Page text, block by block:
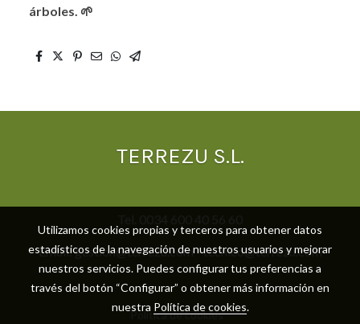
árboles. 🌱
TERREZU S.L.
Email: gestion@terrezu.com - tecnico@terrezu.com
Política de cookies
Utilizamos cookies propias y terceros para obtener datos
estadísticos de la navegación de nuestros usuarios y mejorar
nuestros servicios. Puedes configurar tus preferencias a
través del botón “Configurar” o obtener más información en
nuestra Política de cookies.